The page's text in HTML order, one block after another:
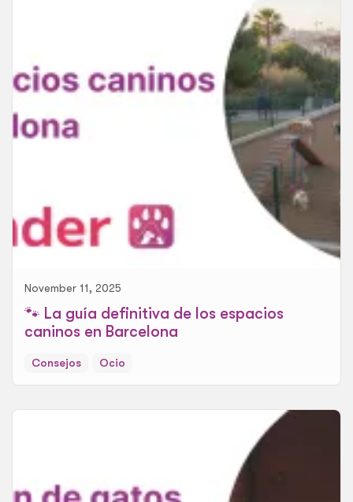
November 11, 2025
🐾 La guía definitiva de los espacios
caninos en Barcelona
Consejos Ocio